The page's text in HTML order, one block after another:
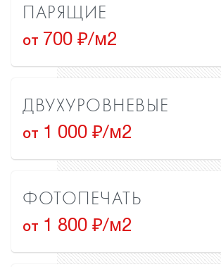
ПАРЯЩИЕ
от 700 ₽/м2
ДВУХУРОВНЕВЫЕ
от 1 000 ₽/м2
ФОТОПЕЧАТЬ
от 1 800 ₽/м2